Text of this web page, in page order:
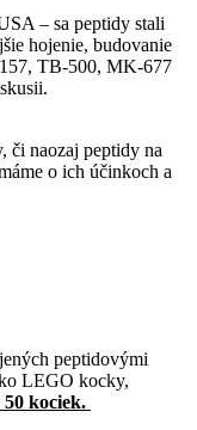
– sa peptidy stali
hojenie, budovanie
TB-500, MK-677
či naozaj peptidy na
o ich účinkoch a
peptidovými
LEGO kocky,
50 kociek.